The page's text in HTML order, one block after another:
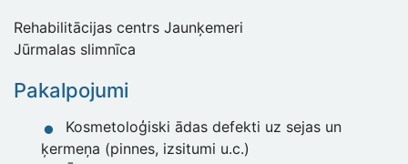
Rehabilitācijas centrs Jaunķemeri
Jūrmalas slimnīca
Pakalpojumi
Kosmetoloģiski ādas defekti uz sejas un
ķermeņa (pinnes, izsitumi u.c.)